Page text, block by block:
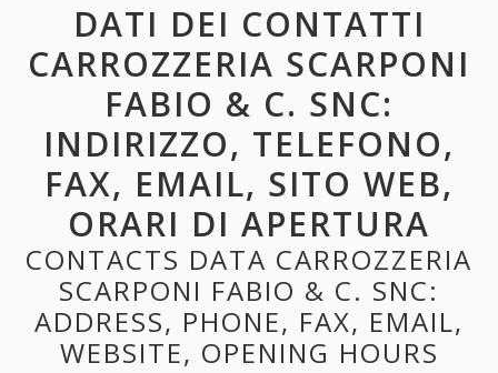
DATI DEI CONTATTI
CARROZZERIA SCARPONI
FABIO & C. SNC:
INDIRIZZO, TELEFONO,
FAX, EMAIL, SITO WEB,
ORARI DI APERTURA
CONTACTS DATA CARROZZERIA
SCARPONI FABIO & C. SNC:
ADDRESS, PHONE, FAX, EMAIL,
WEBSITE, OPENING HOURS